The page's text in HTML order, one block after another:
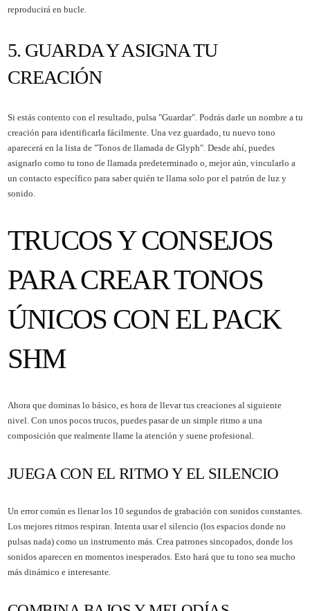
reproducirá en bucle.
5. GUARDA Y ASIGNA TU
CREACIÓN
Si estás contento con el resultado, pulsa "Guardar". Podrás darle un nombre a tu
creación para identificarla fácilmente. Una vez guardado, tu nuevo tono
aparecerá en la lista de "Tonos de llamada de Glyph". Desde ahí, puedes
asignarlo como tu tono de llamada predeterminado o, mejor aún, vincularlo a
un contacto específico para saber quién te llama solo por el patrón de luz y
sonido.
TRUCOS Y CONSEJOS
PARA CREAR TONOS
ÚNICOS CON EL PACK
SHM
Ahora que dominas lo básico, es hora de llevar tus creaciones al siguiente
nivel. Con unos pocos trucos, puedes pasar de un simple ritmo a una
composición que realmente llame la atención y suene profesional.
JUEGA CON EL RITMO Y EL SILENCIO
Un error común es llenar los 10 segundos de grabación con sonidos constantes.
Los mejores ritmos respiran. Intenta usar el silencio (los espacios donde no
pulsas nada) como un instrumento más. Crea patrones sincopados, donde los
sonidos aparecen en momentos inesperados. Esto hará que tu tono sea mucho
más dinámico e interesante.